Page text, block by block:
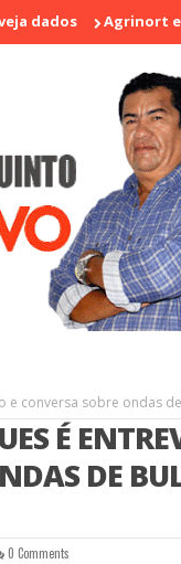
Agrinort em
e conversa sobre ondas
É
DE
0 Comments